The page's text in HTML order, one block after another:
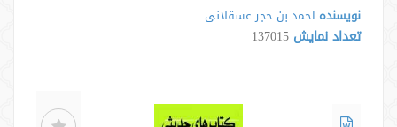
نویسنده احمد بن حجر عسقلانی
تعداد نمایش 137015